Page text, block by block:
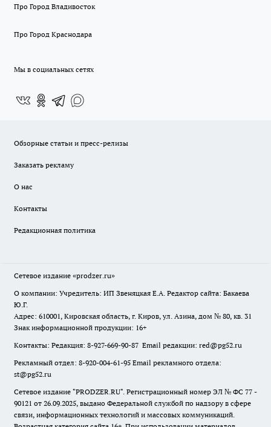
Про Город Владивосток
Про Город Краснодара
Мы в социальных сетях
Обзорные статьи и пресс-релизы
Заказать рекламу
О нас
Контакты
Редакционная политика
Сетевое издание «prodzer.ru»
О компании: Учредитель: ИП Звеняцкая Е.А. Редактор сайта: Бакаева
Ю.Г.
Адрес: 610001, Кировская область, г. Киров, ул. Азина, дом № 80, кв. 31
Знак информационной продукции: 16+
Контакты: Редакция: 8-927-669-90-87 Email редакции: red@pg52.ru
Рекламный отдел: 8-920-004-61-95 Email рекламного отдела:
st@pg52.ru
Сетевое издание "PRODZER.RU". Регистрационный номер ЭЛ № ФС 77 -
90121 от 26.09.2025, выдано Федеральной службой по надзору в сфере
связи, информационных технологий и массовых коммуникаций.